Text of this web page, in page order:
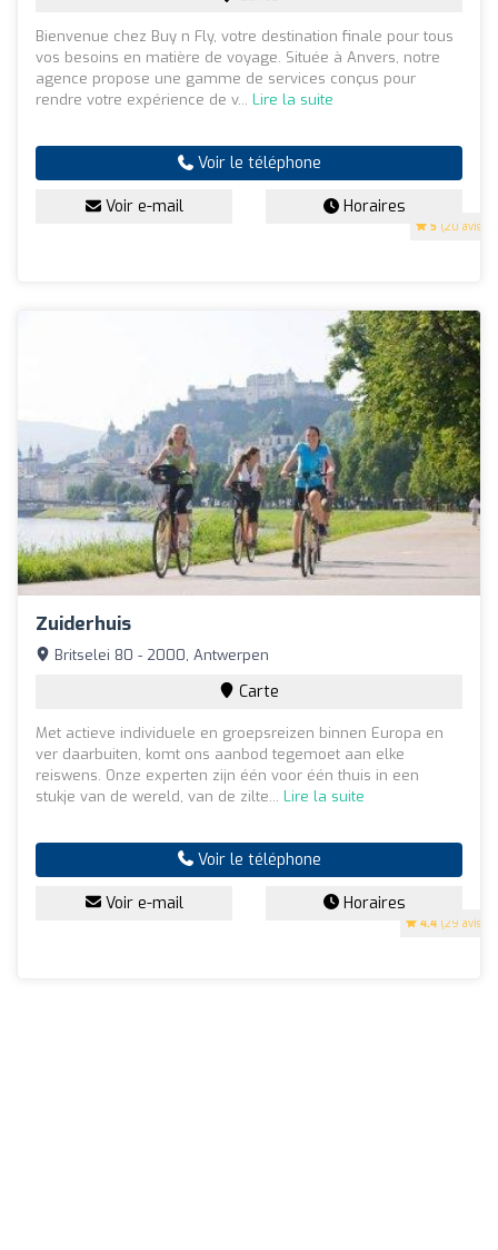
5 (20 avis)
Bienvenue chez Buy n Fly, votre destination finale pour tous
vos besoins en matière de voyage. Située à Anvers, notre
agence propose une gamme de services conçus pour
rendre votre expérience de v... Lire la suite
Voir le téléphone
Voir e-mail Horaires
Zuiderhuis
4.4 (29 avis)
Britselei 80 - 2000, Antwerpen
Carte
Met actieve individuele en groepsreizen binnen Europa en
ver daarbuiten, komt ons aanbod tegemoet aan elke
reiswens. Onze experten zijn één voor één thuis in een
stukje van de wereld, van de zilte... Lire la suite
Voir le téléphone
Voir e-mail Horaires